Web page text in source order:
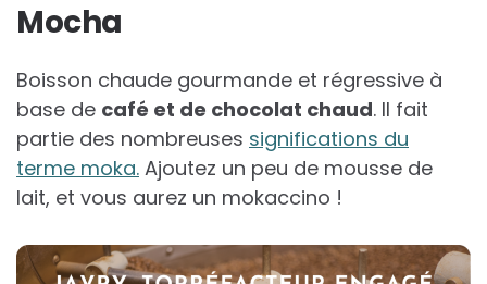
Mocha
Boisson chaude gourmande et régressive à
base de café et de chocolat chaud. Il fait
partie des nombreuses significations du
terme moka. Ajoutez un peu de mousse de
lait, et vous aurez un mokaccino !